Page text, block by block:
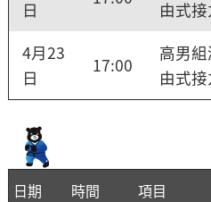
日
由式接
4月23
日
17:00
高男
由式接
日期 時間 項目